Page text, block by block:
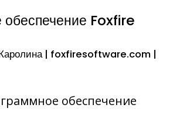
Foxfire
| foxfiresoftware.com |
обеспечение